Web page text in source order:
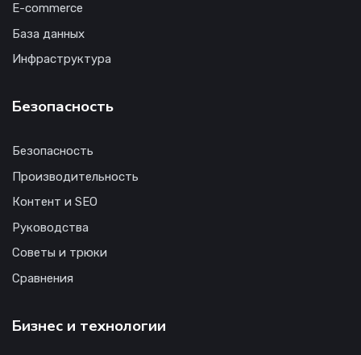
E-commerce
База данных
Инфраструктура
Безопасность
Безопасность
Производительность
Контент и SEO
Руководства
Советы и трюки
Сравнения
Бизнес и технологии